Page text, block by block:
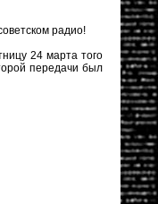
радио!
24 марта того
передачи был